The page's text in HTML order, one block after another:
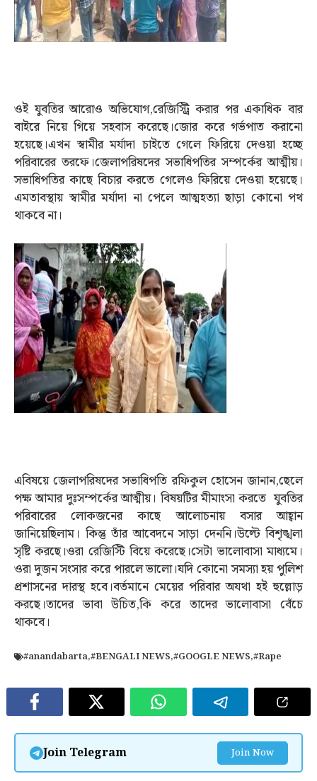
ওই যুবতির আরোও অভিযোগ,রেজিস্ট্রি করার পর একাধিক বার
বাইরে নিয়ে গিয়ে সহবাস করেছে।জোর করে গর্ভপাত করানো
হয়েছে।এখন স্বামীর মর্যাদা চাইতে গেলে ফিরিয়ে দেওয়া হচ্ছে
পরিবারের তরফে।জেলাপরিষদের সভাধিপতির সম্পর্কের আত্মীয়।
সভাধিপতির কাছে বিচার করতে গেলেও ফিরিয়ে দেওয়া হয়েছে।
এমতাবস্থায় স্বামীর মর্যাদা না পেলে আত্মহত্যা ছাড়া কোনো পথ
থাকবে না।
এবিষয়ে জেলাপরিষদের সভাধিপতি রফিকুল হোসেন জানান,ছেলে
পক্ষ আমার দুঃসম্পর্কের আত্মীয়। বিষয়টির মীমাংসা করতে যুবতির
পরিবারের লোকজনের কাছে আলোচনায় বসার আহ্বান
জানিয়েছিলাম। কিন্তু তাঁর আবেদনে সাড়া দেননি।উল্টে বিশৃঙ্খলা
সৃষ্টি করছে।ওরা রেজিস্টি বিয়ে করেছে।সেটা ভালোবাসা মাধ‍‍্যমে।
ওরা দুজন সংসার করে পারলে ভালো।যদি কোনো সমস‍্যা হয় পুলিশ
প্রশাসনের দারস্থ হবে।বর্তমানে মেয়ের পরিবার অযথা হই হুল্লোড়
করছে।তাদের ভাবা উচিত,কি করে তাদের ভালোবাসা বেঁচে
থাকবে।
#anandabarta,#BENGALI NEWS,#GOOGLE NEWS,#Rape
Join Telegram Join Now